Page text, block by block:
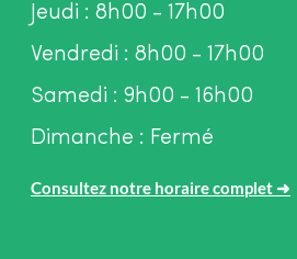
Jeudi : 8h00 - 17h00
Vendredi : 8h00 - 17h00
Samedi : 9h00 - 16h00
Dimanche : Fermé
Consultez notre horaire complet ➜